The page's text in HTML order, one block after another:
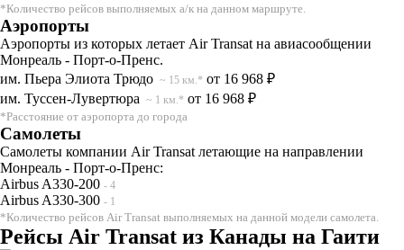
*Количество рейсов выполняемых а/к на данном маршруте.
Аэропорты
Аэропорты из которых летает Air Transat на авиасообщении
Монреаль - Порт-о-Пренс.
им. Пьера Элиота Трюдо ~ 15 км.* от 16 968 ₽
им. Туссен-Лувертюра ~ 1 км.* от 16 968 ₽
*Расстояние от аэропорта до города
Самолеты
Самолеты компании Air Transat летающие на направлении
Монреаль - Порт-о-Пренс:
Airbus A330-200 - 4
Airbus A330-300 - 1
*Количество рейсов Air Transat выполняемых на данной модели самолета.
Рейсы Air Transat из Канады на Гаити